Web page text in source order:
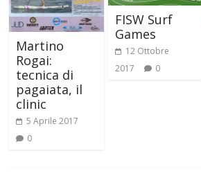
Martino
Rogai:
tecnica di
pagaiata, il
clinic
5 Aprile 2017
0
FISW Surf
Games
12 Ottobre
2017
0